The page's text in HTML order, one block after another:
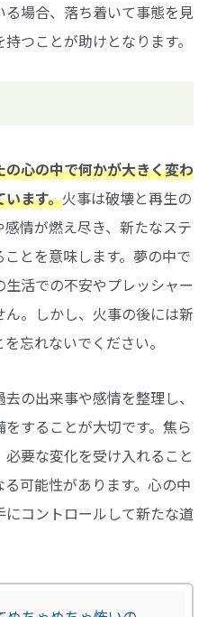
場合、落ち着いて事態を見
つことが助けとなります。
心の中で何かが大きく変わ
います。火事は破壊と再生の
情が燃え尽き、新たなステ
とを意味します。夢の中で
活での不安やプレッシャー
。しかし、火事の後には新
忘れないでください。
の出来事や感情を整理し、
することが大切です。焦ら
要な変化を受け入れること
可能性があります。心の中
コントロールして新たな道